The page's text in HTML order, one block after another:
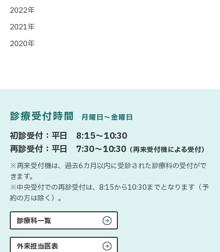
2022年
2021年
2020年
診療受付時間 月曜日〜金曜日
初診受付：平日 8:15〜10:30
再診受付：平日 7:30〜10:30 （再来受付機による受付）
※再来受付機は、過去6カ月以内に受診された診療科の受付がで
きます。
※中央受付での再診受付は、8:15から10:30までとなります（予
約の方は除く）。
診療科一覧
外来担当医表